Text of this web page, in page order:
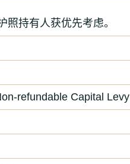
照持有人获优先考虑。
refundable Capital Levy